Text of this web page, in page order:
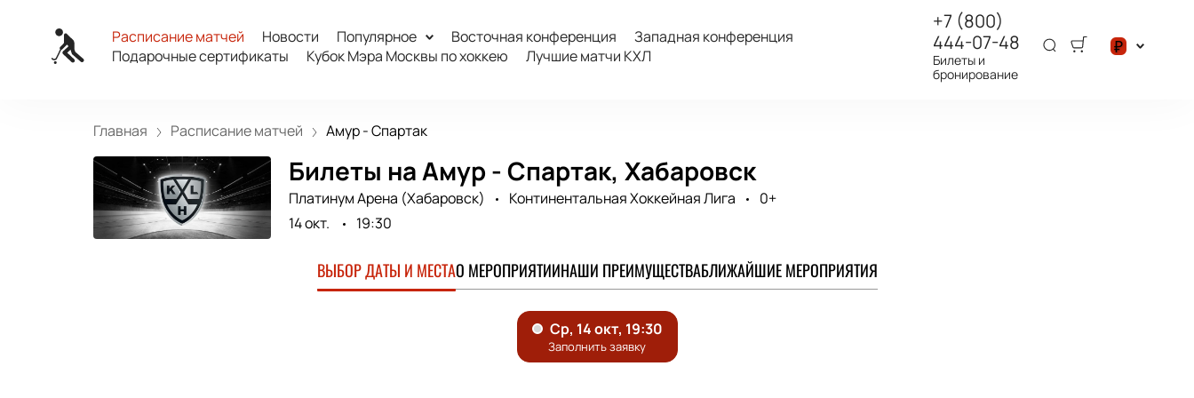
Расписание матчей Новости Популярное Восточная конференция
Западная конференция
Подарочные сертификаты
Кубок Мэра Москвы по хоккею Лучшие матчи КХЛ
+7 (800)
444-07-48
Билеты и
бронирование
₽
Главная Расписание матчей Амур - Спартак
Билеты на Амур - Спартак, Хабаровск
Платинум Арена (Хабаровск) Континентальная Хоккейная Лига
0+
14 окт.
19:30
ВЫБОР ДАТЫ И МЕСТАО МЕРОПРИЯТИИНАШИ ПРЕИМУЩЕСТВАБЛИЖАЙШИЕ МЕРОПРИЯТИЯ